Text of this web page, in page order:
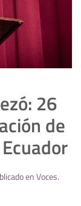
26
de
enVoces.